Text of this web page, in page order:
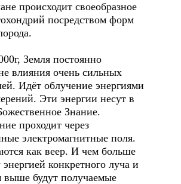
происходит своеобразное
посредством форм
Земля постоянно
влияния очень сильных
Идёт облучение энергиями
Эти энергии несут в
Знание.
проходит через
электромагнитные поля.
как веер. И чем больше
конкретного луча и
выше будут получаемые